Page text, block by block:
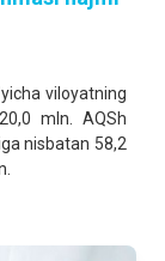
viloyatning
mln. AQSh
nisbatan 58,2